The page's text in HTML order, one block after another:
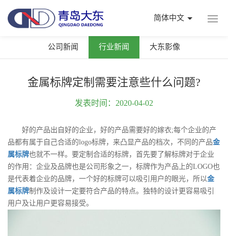
简体中文
公司新闻 行业新闻 大东影像
金属标牌定制需要注意些什么问题?
发表时间：2020-04-02
好的产品出自好的企业，好的产品需要好的嫁衣;每个企业的产
品都有属于自己合适的logo标牌，来凸显产品的档次，不同的产品金
属标牌也就不一样。要定制合适的标牌，首先要了解标牌对于企业
的作用：企业及品牌也是公司形象之一，标牌作为产品上的LOGO也
是代表着企业的品牌，一个好的标牌可以吸引用户的眼光，所以金
属标牌制作及设计一定要符合产品的特点。独特的设计更容易吸引
用户及让用户更容易接受。